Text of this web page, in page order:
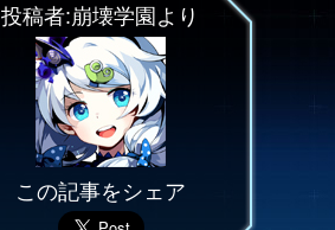
投稿者:崩壊学園より
この記事をシェア